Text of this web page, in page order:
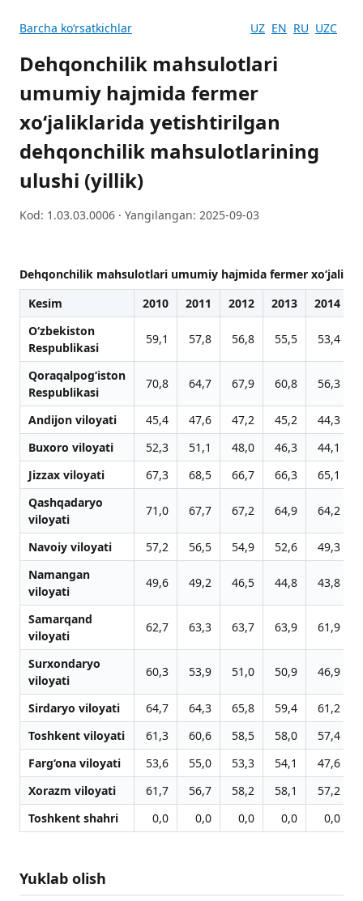
Barcha koʻrsatkichlar UZ EN RU UZC
Dehqonchilik mahsulotlari
umumiy hajmida fermer
xo‘jaliklarida yetishtirilgan
dehqonchilik mahsulotlarining
ulushi (yillik)
Kod: 1.03.03.0006 · Yangilangan: 2025-09-03
Dehqonchilik mahsulotlari umumiy hajmida fermer
Kesim
2010 2011 2012 2013 2014
O‘zbekiston
Respublikasi
59,1 57,8 56,8 55,5 53,4
Qoraqalpog‘iston
Respublikasi
70,8 64,7 67,9 60,8 56,3
Andijon viloyati 45,4 47,6 47,2 45,2 44,3
Buxoro viloyati
52,3 51,1 48,0 46,3 44,1
Jizzax viloyati
67,3 68,5 66,7 66,3 65,1
Qashqadaryo
viloyati
71,0 67,7 67,2 64,9 64,2
Navoiy viloyati 57,2 56,5 54,9 52,6 49,3
Namangan
viloyati
49,6 49,2 46,5 44,8 43,8
Samarqand
viloyati
62,7 63,3 63,7 63,9 61,9
Surxondaryo
viloyati
60,3 53,9 51,0 50,9 46,9
Sirdaryo viloyati 64,7 64,3 65,8 59,4 61,2
Toshkent viloyati
61,3 60,6 58,5 58,0 57,4
Farg‘ona viloyati
53,6 55,0 53,3 54,1 47,6
Xorazm viloyati
61,7 56,7 58,2 58,1 57,2
Toshkent shahri
0,0 0,0 0,0 0,0 0,0
Yuklab olish